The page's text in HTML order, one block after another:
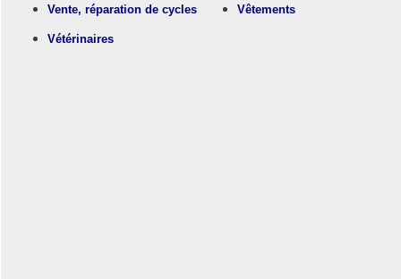
Vente, réparation de cycles Vêtements
Vétérinaires